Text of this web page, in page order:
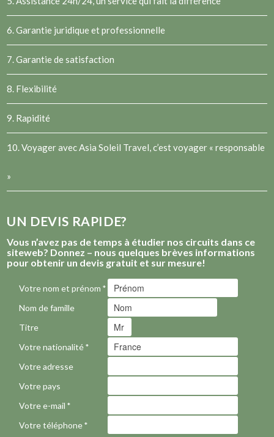
6. Garantie juridique et professionnelle
7. Garantie de satisfaction
8. Flexibilité
9. Rapidité
10. Voyager avec Asia Soleil Travel, c’est voyager « responsable
»
UN DEVIS RAPIDE?
Vous n’avez pas de temps à étudier nos circuits dans ce
siteweb? Donnez – nous quelques brèves informations
pour obtenir un devis gratuit et sur mesure!
Votre nom et prénom*
Nom de famille
Titre
Votre nationalité*
Votre adresse
Votre pays
Votre e-mail*
Votre téléphone*